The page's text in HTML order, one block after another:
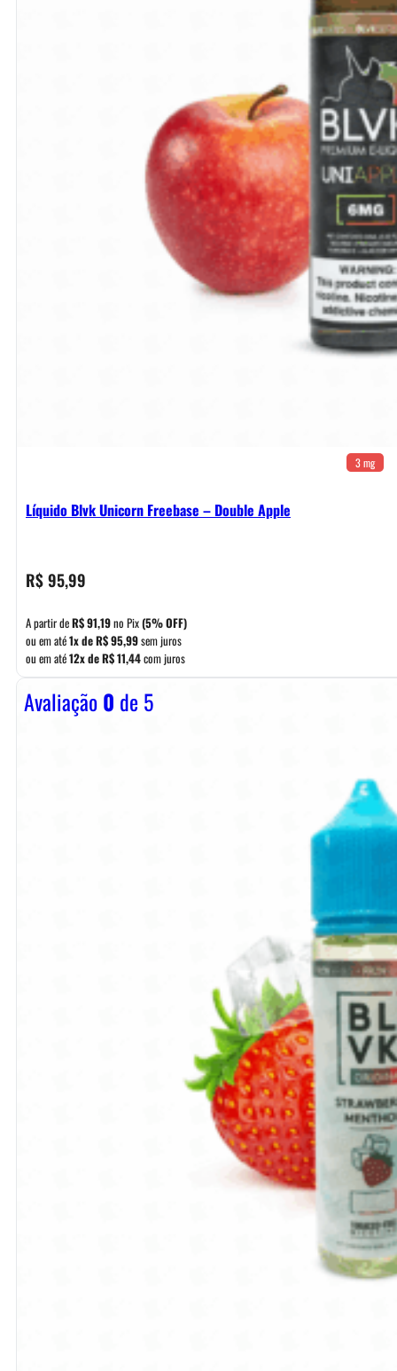
3 mg
Líquido Blvk Unicorn Freebase – Double Apple
R$95,99
A partir deR$91,19no Pix(5% OFF)
ou em até1x deR$95,99sem juros
ou em até12x deR$11,44com juros
Avaliação0 de 5